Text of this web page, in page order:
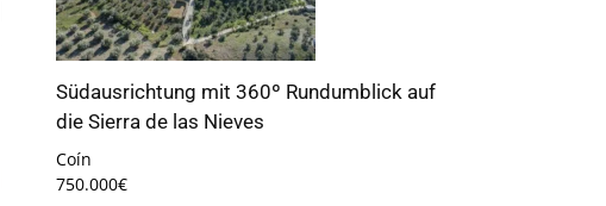
Südausrichtung mit 360º Rundumblick auf
die Sierra de las Nieves
Coín
750.000€